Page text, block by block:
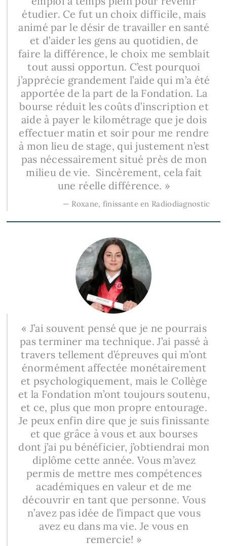
étudier. Ce fut un choix difficile, mais
animé par le désir de travailler en santé
et d’aider les gens au quotidien, de
faire la différence, le choix me semblait
tout aussi opportun. C’est pourquoi
j’apprécie grandement l’aide qui m’a été
apportée de la part de la Fondation. La
bourse réduit les coûts d’inscription et
aide à payer le kilométrage que je dois
effectuer matin et soir pour me rendre
à mon lieu de stage, qui justement n’est
pas nécessairement situé près de mon
milieu de vie. Sincèrement, cela fait
une réelle différence. »
— Roxane, finissante en Radiodiagnostic
« J’ai souvent pensé que je ne pourrais
pas terminer ma technique. J’ai passé à
travers tellement d’épreuves qui m’ont
énormément affectée monétairement
et psychologiquement, mais le Collège
et la Fondation m’ont toujours soutenu,
et ce, plus que mon propre entourage.
Je peux enfin dire que je suis finissante
et que grâce à vous et aux bourses
dont j’ai pu bénéficier, j’obtiendrai mon
diplôme cette année. Vous m’avez
permis de mettre mes compétences
académiques en valeur et de me
découvrir en tant que personne. Vous
n’avez pas idée de l’impact que vous
avez eu dans ma vie. Je vous en
remercie! »